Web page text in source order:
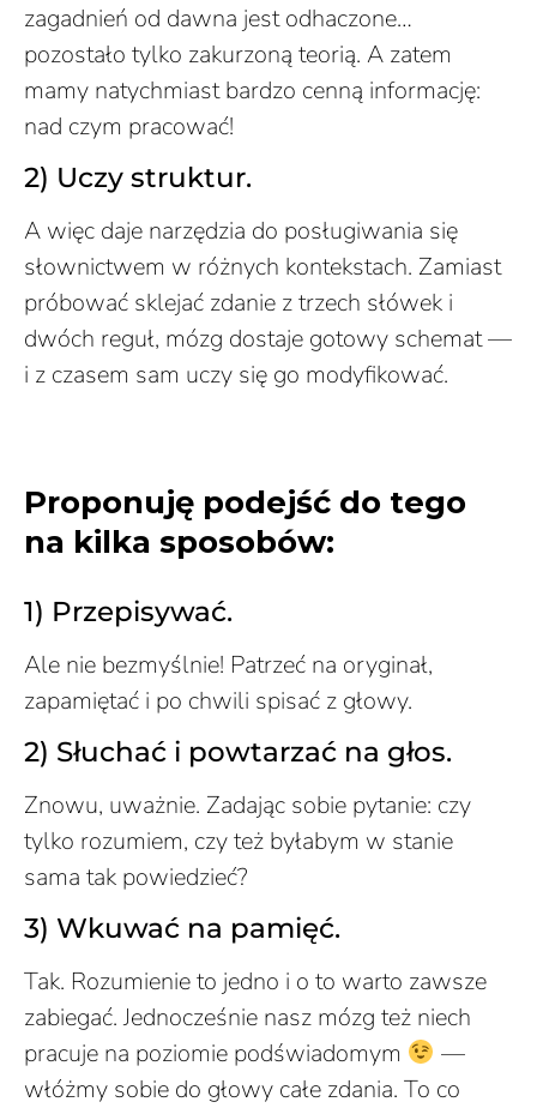
zagadnień od dawna jest odhaczone…
pozostało tylko zakurzoną teorią. A zatem
mamy natychmiast bardzo cenną informację:
nad czym pracować!
2) Uczy struktur.
A więc daje narzędzia do posługiwania się
słownictwem w różnych kontekstach. Zamiast
próbować sklejać zdanie z trzech słówek i
dwóch reguł, mózg dostaje gotowy schemat —
i z czasem sam uczy się go modyfikować.
Proponuję podejść do tego
na kilka sposobów:
1) Przepisywać.
Ale nie bezmyślnie! Patrzeć na oryginał,
zapamiętać i po chwili spisać z głowy.
2) Słuchać i powtarzać na głos.
Znowu, uważnie. Zadając sobie pytanie: czy
tylko rozumiem, czy też byłabym w stanie
sama tak powiedzieć?
3) Wkuwać na pamięć.
Tak. Rozumienie to jedno i o to warto zawsze
zabiegać. Jednocześnie nasz mózg też niech
pracuje na poziomie podświadomym
—
włóżmy sobie do głowy całe zdania. To co